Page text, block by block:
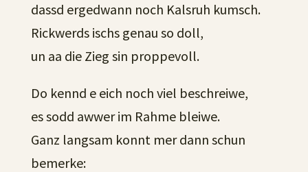
dassd ergedwann noch Kalsruh kumsch.
Rickwerds ischs genau so doll,
un aa die Zieg sin proppevoll.
Do kennd e eich noch viel beschreiwe,
es sodd awwer im Rahme bleiwe.
Ganz langsam konnt mer dann schun
bemerke: